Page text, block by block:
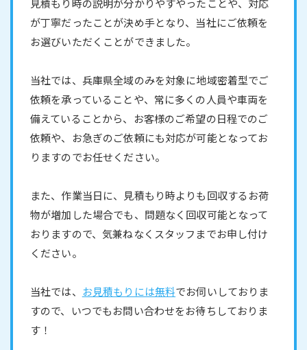
見積もり時の説明が分かりやすやったことや、対応
が丁寧だったことが決め手となり、当社にご依頼を
お選びいただくことができました。
当社では、兵庫県全域のみを対象に地域密着型でご
依頼を承っていることや、常に多くの人員や車両を
備えていることから、お客様のご希望の日程でのご
依頼や、お急ぎのご依頼にも対応が可能となってお
りますのでお任せください。
また、作業当日に、見積もり時よりも回収するお荷
物が増加した場合でも、問題なく回収可能となって
おりますので、気兼ねなくスタッフまでお申し付け
ください。
当社では、 お見積もりには無料でお伺いしておりま
すので、いつでもお問い合わせをお待ちしておりま
す！